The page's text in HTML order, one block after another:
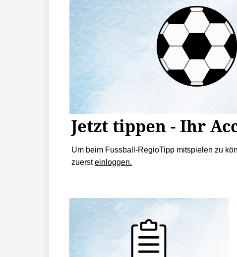
Jetzt tippen - Ihr
Um beim Fussball-RegioTipp mitspielen zu
zuersteinloggen.